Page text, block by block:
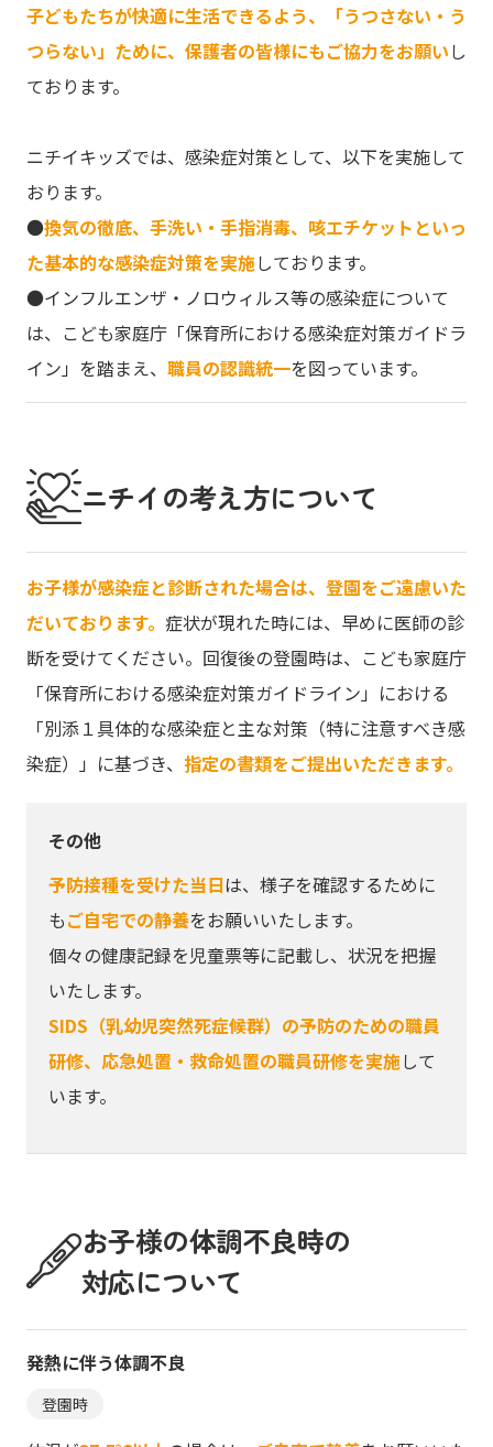
子どもたちが快適に生活できるよう、「うつさない・う
つらない」ために、保護者の皆様にもご協力をお願いし
ております。
ニチイキッズでは、感染症対策として、以下を実施して
おります。
●換気の徹底、手洗い・手指消毒、咳エチケットといっ
た基本的な感染症対策を実施しております。
●インフルエンザ・ノロウィルス等の感染症について
は、こども家庭庁「保育所における感染症対策ガイドラ
イン」を踏まえ、 職員の認識統一を図っています。
ニチイの考え方について
お子様が感染症と診断された場合は、登園をご遠慮いた
だいております。 症状が現れた時には、早めに医師の診
断を受けてください。回復後の登園時は、こども家庭庁
「保育所における感染症対策ガイドライン」における
「別添１具体的な感染症と主な対策（特に注意すべき感
染症）」に基づき、 指定の書類をご提出いただきます。
その他
予防接種を受けた当日は、様子を確認するために
もご自宅での静養をお願いいたします。
個々の健康記録を児童票等に記載し、状況を把握
いたします。
SIDS（乳幼児突然死症候群）の予防のための職員
研修、応急処置・救命処置の職員研修を実施して
います。
お子様の体調不良時の
対応について
発熱に伴う体調不良
登園時